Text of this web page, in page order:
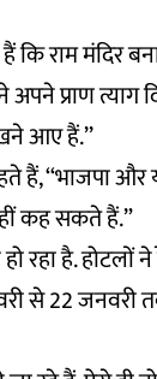
कि राम मंदिर
प्राण त्याग
आए हैं.’’
‘‘भाजपा और
कह सकते हैं.”
रहा है. होटलों
से 22 जनवरी